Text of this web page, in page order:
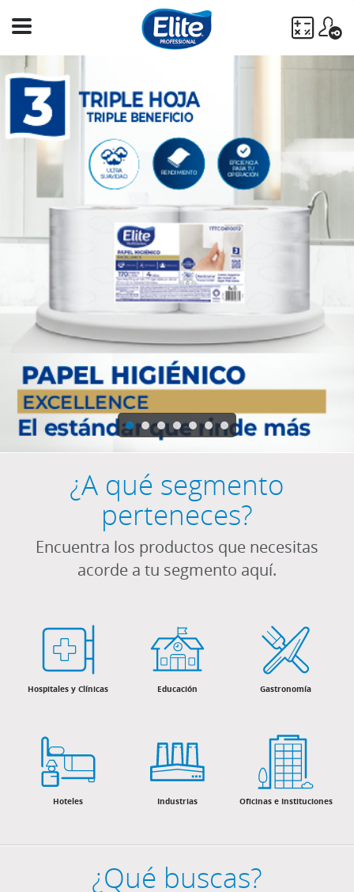
Ingresa
tu
búsqueda
BUSCAR
¿A qué segmento
perteneces?
Encuentra los productos que necesitas
acorde a tu segmento aquí.
Hospitales y Clínicas Educación Gastronomía
Hoteles Industrias Oficinas e Instituciones
¿Qué buscas?